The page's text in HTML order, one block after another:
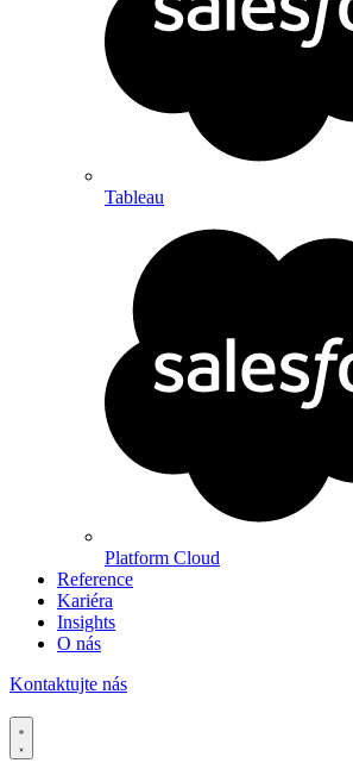
Tableau
Platform Cloud
Reference
Kariéra
Insights
O nás
Kontaktujte nás